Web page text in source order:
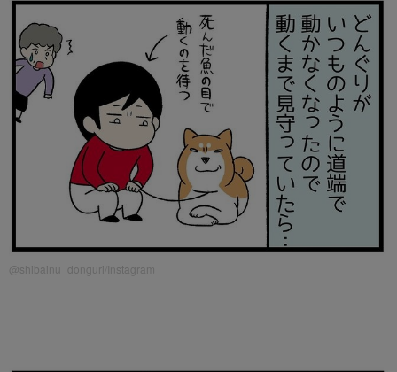
@shibainu_donguri/Instagram